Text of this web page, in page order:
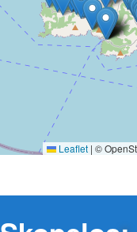
Leaflet | ©